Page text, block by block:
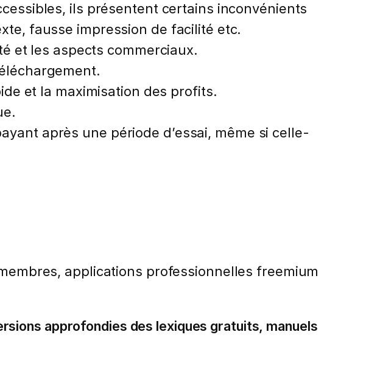
ils présentent certains inconvénients
fausse impression de facilité etc.
et les aspects commerciaux.
et la maximisation des profits.
après une période d’essai, même si celle-
applications professionnelles freemium
approfondies des lexiques gratuits, manuels